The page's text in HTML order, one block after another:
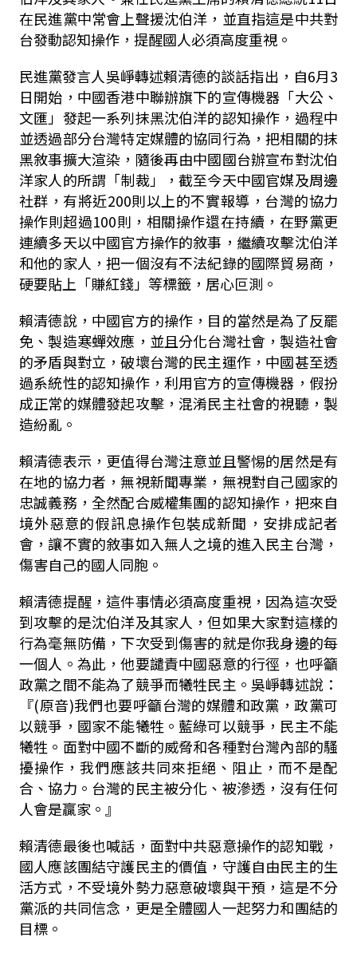
在民進黨中常會上聲援沈伯洋，並直指這是中共對
台發動認知操作，提醒國人必須高度重視。
民進黨發言人吳崢轉述賴清德的談話指出，自6月3
日開始，中國香港中聯辦旗下的宣傳機器「大公、
文匯」發起一系列抹黑沈伯洋的認知操作，過程中
並透過部分台灣特定媒體的協同行為，把相關的抹
黑敘事擴大渲染，隨後再由中國國台辦宣布對沈伯
洋家人的所謂「制裁」，截至今天中國官媒及周邊
社群，有將近200則以上的不實報導，台灣的協力
操作則超過100則，相關操作還在持續，在野黨更
連續多天以中國官方操作的敘事，繼續攻擊沈伯洋
和他的家人，把一個沒有不法紀錄的國際貿易商，
硬要貼上「賺紅錢」等標籤，居心叵測。
賴清德說，中國官方的操作，目的當然是為了反罷
免、製造寒蟬效應，並且分化台灣社會，製造社會
的矛盾與對立，破壞台灣的民主運作，中國甚至透
過系統性的認知操作，利用官方的宣傳機器，假扮
成正常的媒體發起攻擊，混淆民主社會的視聽，製
造紛亂。
賴清德表示，更值得台灣注意並且警惕的居然是有
在地的協力者，無視新聞專業，無視對自己國家的
忠誠義務，全然配合威權集團的認知操作，把來自
境外惡意的假訊息操作包裝成新聞，安排成記者
會，讓不實的敘事如入無人之境的進入民主台灣，
傷害自己的國人同胞。
賴清德提醒，這件事情必須高度重視，因為這次受
到攻擊的是沈伯洋及其家人，但如果大家對這樣的
行為毫無防備，下次受到傷害的就是你我身邊的每
一個人。為此，他要譴責中國惡意的行徑，也呼籲
政黨之間不能為了競爭而犧牲民主。吳崢轉述說：
『(原音)我們也要呼籲台灣的媒體和政黨，政黨可
以競爭，國家不能犧牲。藍綠可以競爭，民主不能
犧牲。面對中國不斷的威脅和各種對台灣內部的騷
擾操作，我們應該共同來拒絕、阻止，而不是配
合、協力。台灣的民主被分化、被滲透，沒有任何
人會是贏家。』
賴清德最後也喊話，面對中共惡意操作的認知戰，
國人應該團結守護民主的價值，守護自由民主的生
活方式，不受境外勢力惡意破壞與干預，這是不分
黨派的共同信念，更是全體國人一起努力和團結的
目標。